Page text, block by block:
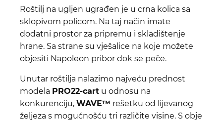
Roštilj na ugljen ugrađen je u crna kolica sa
sklopivom policom. Na taj način imate
dodatni prostor za pripremu i skladištenje
hrane. Sa strane su vješalice na koje možete
objesiti Napoleon pribor dok se peče.
Unutar roštilja nalazimo najveću prednost
modela PRO22-cart u odnosu na
konkurenciju, WAVE™ rešetku od lijevanog
željeza s mogućnošću tri različite visine. S obje